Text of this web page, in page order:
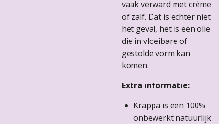
vaak verward met crème
of zalf. Dat is echter niet
het geval, het is een olie
die in vloeibare of
gestolde vorm kan
komen.
Extra informatie:
Krappa is een 100%
onbewerkt natuurlijk